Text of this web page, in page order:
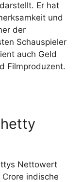
Er hat
und
der
Schauspieler
auch Geld
Filmproduzent.
Nettowert
indische